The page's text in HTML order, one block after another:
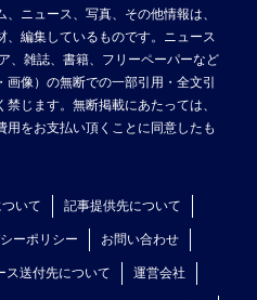
ニュース、写真、その他情報は、
編集しているものです。ニュース
、雑誌、書籍、フリーペーパーなど
像）の無断での一部引用・全文引
じます。無断掲載にあたっては、
をお支払い頂くことに同意したも
いて 記事提供先について
ーポリシー お問い合わせ
ス送付先について 運営会社